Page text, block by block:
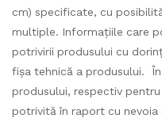
cm) specificate, cu
multiple. Informațiile care
potrivirii produsului cu
fișa tehnică a produsului.
produsului, respectiv
potrivită în raport cu